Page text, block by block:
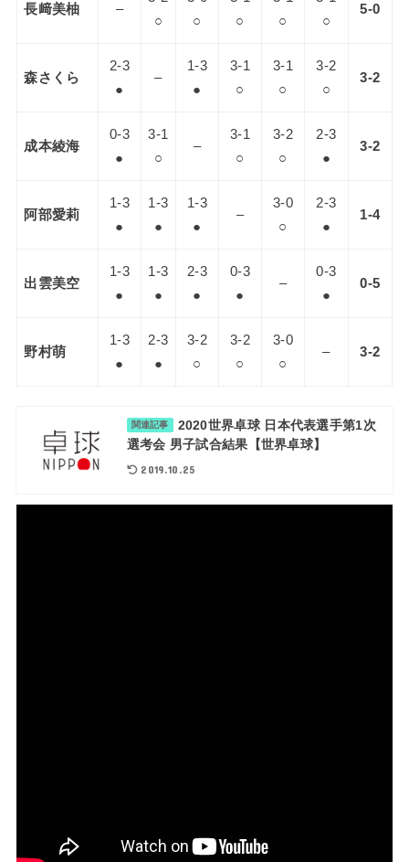
長﨑美柚 –
○
○
○
○
○
5-0
森さくら
2-3
●
–
1-3
●
3-1
○
3-1
○
3-2
○
3-2
成本綾海
0-3
●
3-1
○
–
3-1
○
3-2
○
2-3
●
3-2
阿部愛莉
1-3
●
1-3
●
1-3
●
–
3-0
○
2-3
●
1-4
出雲美空
1-3
●
1-3
●
2-3
●
0-3
●
–
0-3
●
0-5
野村萌
1-3
●
2-3
●
3-2
○
3-2
○
3-0
○
– 3-2
関連記事
2020世界卓球 日本代表選手第1次
選考会 男子試合結果【世界卓球】
2019.10.25